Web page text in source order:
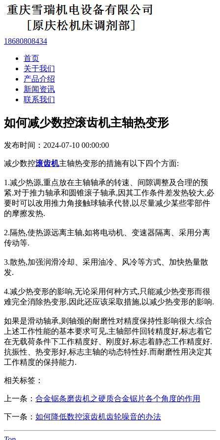
18680808434
首页
关于我们
产品介绍
新闻资讯
联系我们
如何减少数控滚齿机主轴热变形
发布时间：2024-07-10 00:00:00
减少数控滚齿机主轴热变形的措施有以下四个方面:
1.减少热源,重点放在主轴轴承的转速、间隙调整及合理的预
紧.对于推力轴承和圆锥滚子轴承,因其工作条件差发热较大,必
要时可以改用推力角接触球轴承代替,以尽量减少某些零部件
的摩擦发热.
2.隔热,使热源远离主轴,如将电动机、变速器隔离、采用分离
传动等.
3.散热,加强润滑冷却、采用油冷、风冷等方式、加快热量散
发.
4.减少热变形的影响,无论采用何种方式,只能减少热变形而很
难完全消除热变形,因此还应该采取措施,以减少热变形的影响.
如果是滑动轴承,则轴颈的耐磨性对精度保持性影响很大.综合
上述工作性能的基本要求可见,主轴部件回转精度好,标志着它
在无载荷条件下工作精度好、刚度好,标志着静态工作精度好.
抗振性、热变形好,标志主轴的动态特性好.而耐磨性用决定其
工作精度的保持能力.
相关标签：
上一条： 合金锯条磨齿机之硬质合金锯片各个角度的作用
下一条： 如何降低数控滚齿机齿轮噪音的办法